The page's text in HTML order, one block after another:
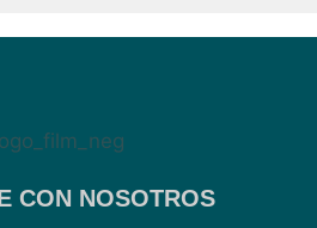
CON NOSOTROS